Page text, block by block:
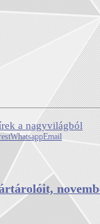
WhatsappEmail